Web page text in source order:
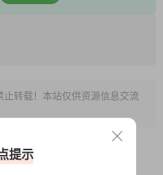
转载！本站仅供资源信息交流
提示